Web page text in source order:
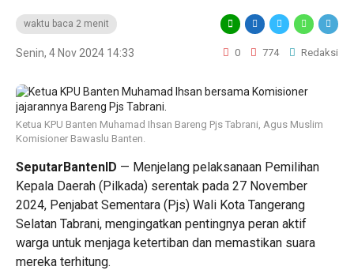
waktu baca 2 menit
Senin, 4 Nov 2024 14:33 0 774 Redaksi
Ketua KPU Banten Muhamad Ihsan Bareng Pjs Tabrani, Agus Muslim
Komisioner Bawaslu Banten.
SeputarBantenID — Menjelang pelaksanaan Pemilihan
Kepala Daerah (Pilkada) serentak pada 27 November
2024, Penjabat Sementara (Pjs) Wali Kota Tangerang
Selatan Tabrani, mengingatkan pentingnya peran aktif
warga untuk menjaga ketertiban dan memastikan suara
mereka terhitung.